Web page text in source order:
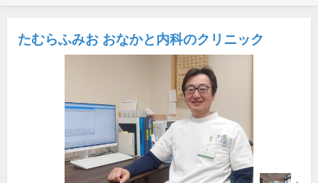
たむらふみお おなかと内科のクリニック